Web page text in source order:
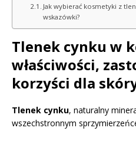
Jak wybierać kosmetyki z
wskazówki?
Tlenek cynku w
właściwości,
korzyści dla
Tlenek cynku, naturalny
wszechstronnym